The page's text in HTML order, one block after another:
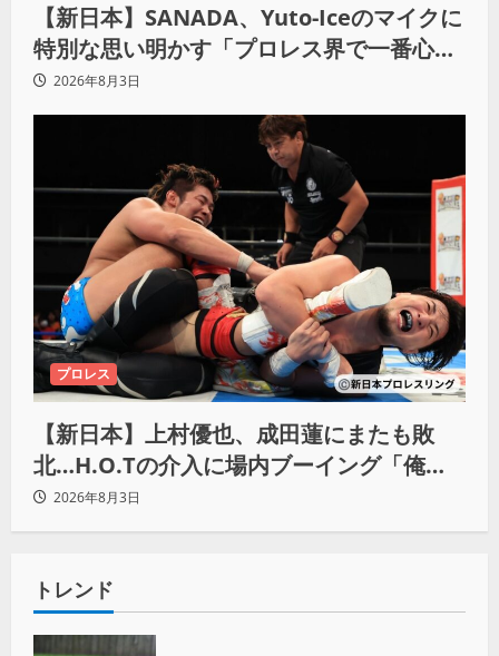
【新日本】SANADA、Yuto-Iceのマイクに
特別な思い明かす「プロレス界で一番心に
響きました」
2026年8月3日
プロレス
【新日本】上村優也、成田蓮にまたも敗
北…H.O.Tの介入に場内ブーイング「俺が
闘いたい蓮じゃない！」
2026年8月3日
トレンド